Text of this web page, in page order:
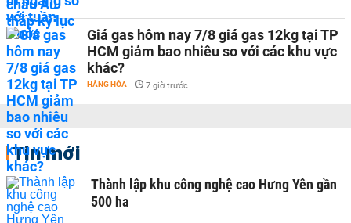
Giá gas hôm nay 7/8 giá gas 12kg tại TP
HCM giảm bao nhiêu so với các khu vực
khác?
HÀNG HÓA - 7 giờ trước
Tin mới
Thành lập khu công nghệ cao Hưng Yên gần
500 ha